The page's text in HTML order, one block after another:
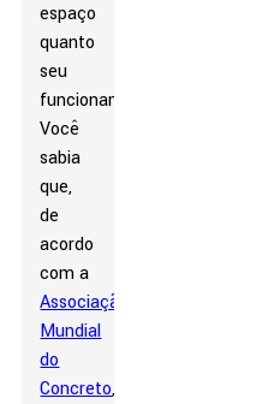
espaço
quanto
seu
funcionamento.
Você
sabia
que,
de
acordo
com a
Associação
Mundial
do
Concreto,